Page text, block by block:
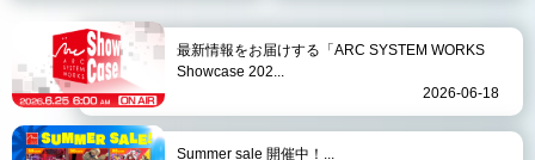
最新情報をお届けする「ARC SYSTEM WORKS
Showcase 202...
2026-06-18
Summer sale 開催中！...